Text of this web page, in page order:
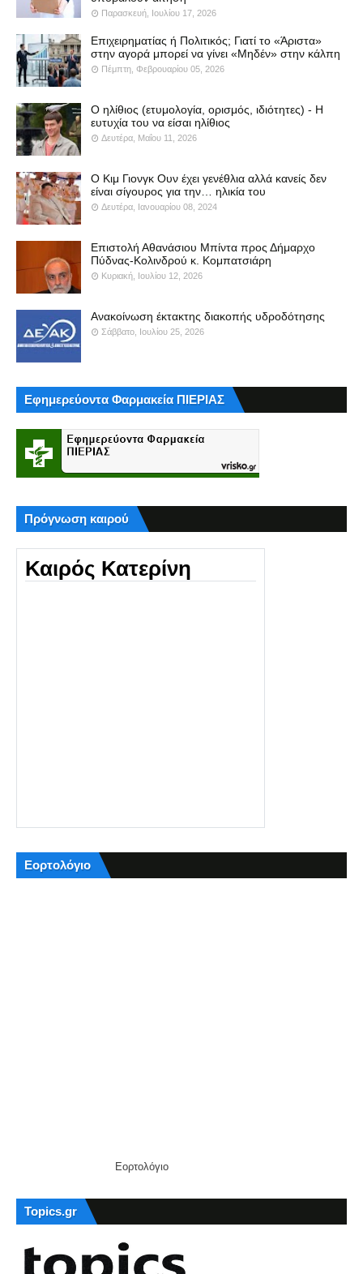
Παρασκευή, Ιουλίου 17, 2026
Επιχειρηματίας ή Πολιτικός; Γιατί το «Άριστα»
στην αγορά μπορεί να γίνει «Μηδέν» στην κάλπη
Πέμπτη, Φεβρουαρίου 05, 2026
Ο ηλίθιος (ετυμολογία, ορισμός, ιδιότητες) - Η
ευτυχία του να είσαι ηλίθιος
Δευτέρα, Μαΐου 11, 2026
Ο Κιμ Γιονγκ Ουν έχει γενέθλια αλλά κανείς δεν
είναι σίγουρος για την… ηλικία του
Δευτέρα, Ιανουαρίου 08, 2024
Επιστολή Αθανάσιου Μπίντα προς Δήμαρχο
Πύδνας-Κολινδρού κ. Κομπατσιάρη
Κυριακή, Ιουλίου 12, 2026
Ανακοίνωση έκτακτης διακοπής υδροδότησης
Σάββατο, Ιουλίου 25, 2026
Εφημερεύοντα Φαρμακεία ΠΙΕΡΙΑΣ
Πρόγνωση καιρού
Καιρός Κατερίνη
Εορτολόγιο
Εορτολόγιο
Topics.gr